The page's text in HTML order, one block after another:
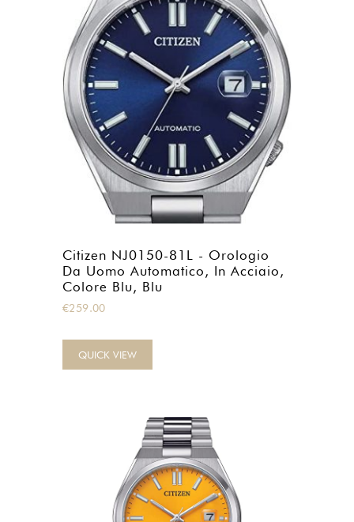
Citizen NJ0150-81L - Orologio
Da Uomo Automatico, In Acciaio,
Colore Blu, Blu
€259.00
QUICK VIEW